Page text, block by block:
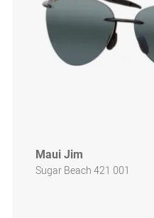
Maui Jim
Sugar Beach 421 001